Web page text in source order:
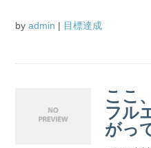
by admin | 目標達成
ここ
フル
がっ